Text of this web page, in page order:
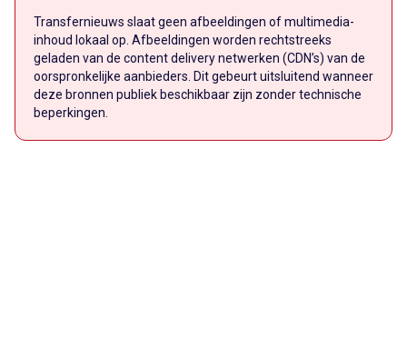
Transfernieuws slaat geen afbeeldingen of multimedia-
inhoud lokaal op. Afbeeldingen worden rechtstreeks
geladen van de content delivery netwerken (CDN’s) van de
oorspronkelijke aanbieders. Dit gebeurt uitsluitend wanneer
deze bronnen publiek beschikbaar zijn zonder technische
beperkingen.